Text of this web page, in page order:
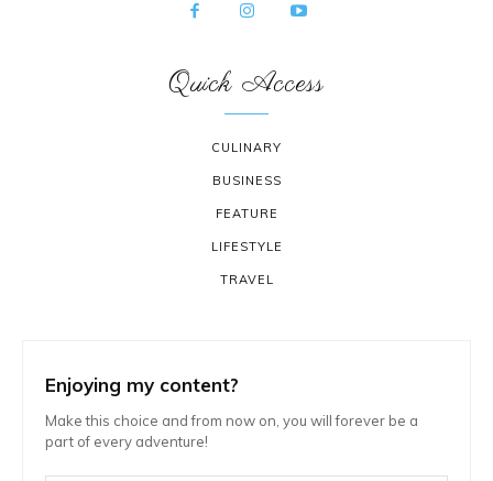
Quick Access
CULINARY
BUSINESS
FEATURE
LIFESTYLE
TRAVEL
Enjoying my content?
Make this choice and from now on, you will forever be a
part of every adventure!